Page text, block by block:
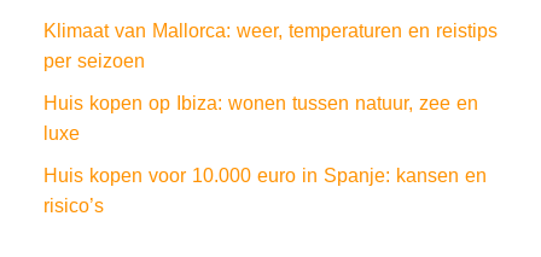
Klimaat van Mallorca: weer, temperaturen en reistips
per seizoen
Huis kopen op Ibiza: wonen tussen natuur, zee en
luxe
Huis kopen voor 10.000 euro in Spanje: kansen en
risico’s